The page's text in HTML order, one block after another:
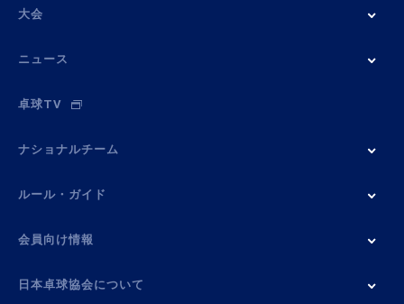
大会
ニュース
卓球TV
ナショナルチーム
ルール・ガイド
会員向け情報
日本卓球協会について